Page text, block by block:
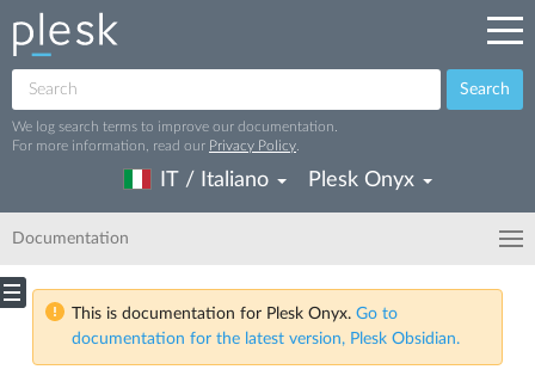
Search
We log search terms to improve our documentation.
For more information, read our Privacy Policy
IT / Italiano Plesk Onyx
Documentation
This is documentation for Plesk Onyx. Go to
documentation for the latest version, Plesk Obsidian.